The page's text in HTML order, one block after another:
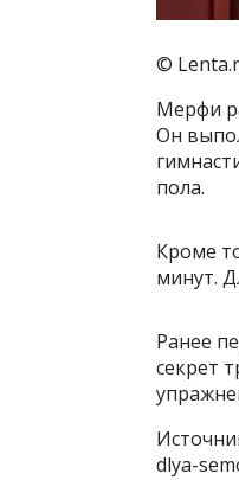
©
Мерфи
Он
пола.
Кроме
минут.
Ранее
секрет
dlya-